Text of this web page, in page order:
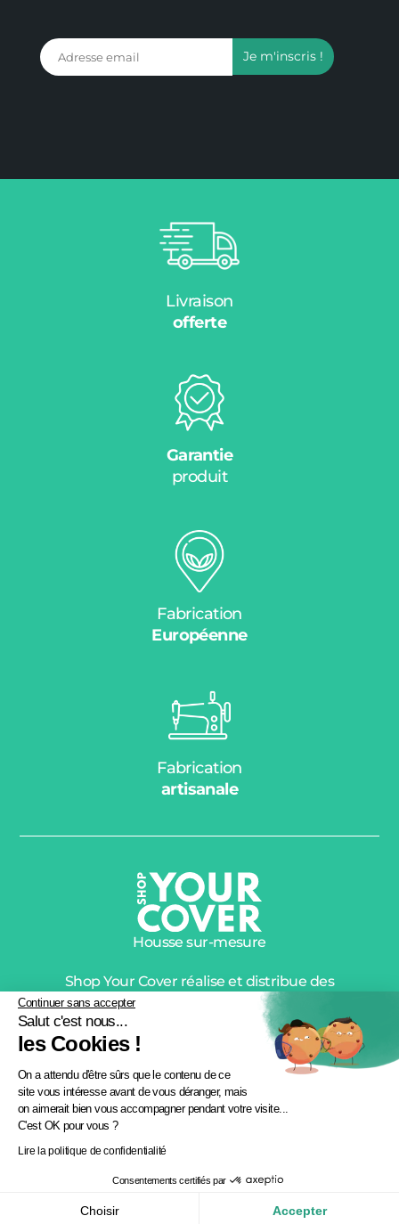
Livraison
offerte
Garantie
produit
Fabrication
Européenne
Fabrication
artisanale
Housse sur-mesure
Shop Your Cover réalise et distribue des
housses de protection de qualité premium
depuis plus de 10 ans.
Création : Allovox
Continuer sans accepter
Salut c'est nous...
les Cookies !
On a attendu d'être sûrs que le contenu de ce
site vous intéresse avant de vous déranger, mais
on aimerait bien vous accompagner pendant votre visite...
C'est OK pour vous ?
Lire la politique de confidentialité
Consentements certifiés par
Choisir Accepter